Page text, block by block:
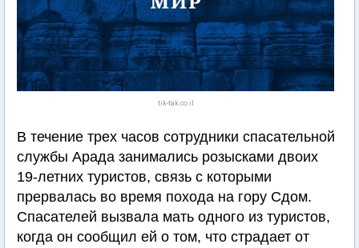
tik-tak.co.il
В течение трех часов сотрудники спасательной
службы Арада занимались розысками двоих
19-летних туристов, связь с которыми
прервалась во время похода на гору Сдом.
Спасателей вызвала мать одного из туристов,
когда он сообщил ей о том, что страдает от